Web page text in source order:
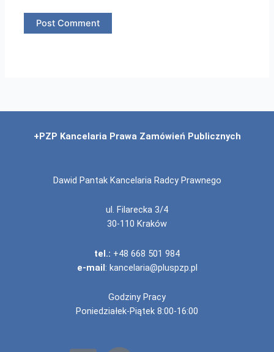
+PZP Kancelaria Prawa Zamówień Publicznych
Dawid Pantak Kancelaria Radcy Prawnego
ul. Filarecka 3/4
30-110 Kraków
tel.: +48 668 501 984
e-mail: kancelaria@pluspzp.pl
Godziny Pracy
Poniedziałek-Piątek 8:00-16:00